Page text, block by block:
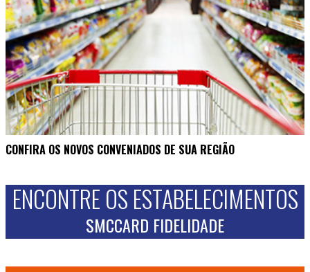
CONFIRA OS NOVOS CONVENIADOS DE SUA REGIÃO
ENCONTRE OS ESTABELECIMENTOS
SMCCARD FIDELIDADE